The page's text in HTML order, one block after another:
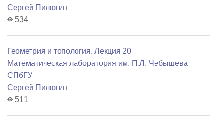
Сергей Пилюгин
534
Геометрия и топология. Лекция 20
Математичеcкая лаборатория им. П.Л. Чебышева
СПбГУ
Сергей Пилюгин
511